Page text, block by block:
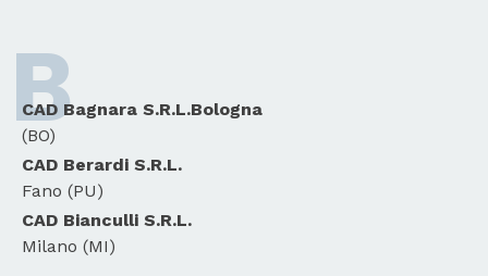
B
CAD Bagnara S.R.L.Bologna
(BO)
CAD Berardi S.R.L.
Fano (PU)
CAD Bianculli S.R.L.
Milano (MI)